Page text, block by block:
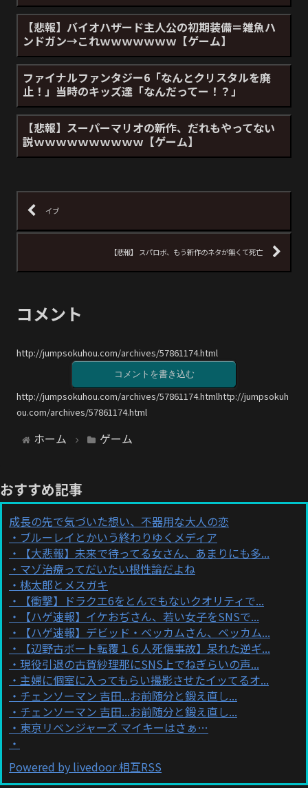
【悲報】バイオハザード主人公の初期装備＝雑魚ハ
ンドガン→これｗｗｗｗｗｗｗ【ゲーム】
ファイナルファンタジー6「なんとクリスタルを廃
止！」当時のキッズ達「なんだってー！？」
【悲報】スーパーマリオの新作、だれもやってない
説ｗｗｗｗｗｗｗｗｗｗ【ゲーム】
イブ
【悲報】 スパロボ、もう新作のネタが無くて死亡
コメント
http://jumpsokuhou.com/archives/57861174.html
コメントを書き込む
http://jumpsokuhou.com/archives/57861174.htmlhttp://jumpsokuh
ou.com/archives/57861174.html
ホーム ゲーム
おすすめ記事
成長の先で気づいた想い、不器用な大人の恋
ブルーレイとかいう終わりゆくメディア
【大悲報】未来で待ってる女さん、あまりにも多...
マゾ治療ってだいたい根性論だよね
桃太郎とメスガキ
【衝撃】ドラクエ6をとんでもないクオリティで...
【ハゲ速報】イケおぢさん、若い女子をSNSで...
【ハゲ速報】デビッド・ベッカムさん、ベッカム...
【辺野古ボート転覆１６人死傷事故】呆れた逆ギ...
現役引退の古賀紗理那にSNS上でねぎらいの声...
主婦に個室に入ってもらい撮影させたイッてるオ...
チェンソーマン 吉田...お前随分と鍛え直し...
チェンソーマン 吉田...お前随分と鍛え直し...
東京リベンジャーズ マイキーはさぁ…
Powered by livedoor 相互RSS